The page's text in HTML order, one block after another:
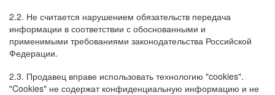
2.2. Не считается нарушением обязательств передача
информации в соответствии с обоснованными и
применимыми требованиями законодательства Российской
Федерации.
2.3. Продавец вправе использовать технологию "cookies".
"Cookies" не содержат конфиденциальную информацию и не